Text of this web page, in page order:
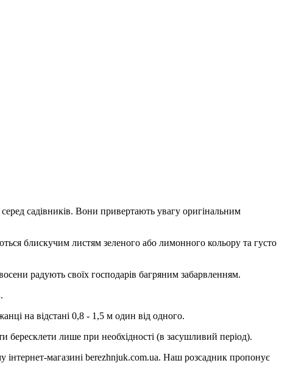
садівників. Вони привертають увагу оригінальним
блискучим листям зеленого або лимонного кольору та густо
радують своїх господарів багряним забарвленням.
на відстані 0,8 - 1,5 м один від одного.
бересклети лише при необхідності (в засушливий період).
магазині berezhnjuk.com.ua. Наш розсадник пропонує